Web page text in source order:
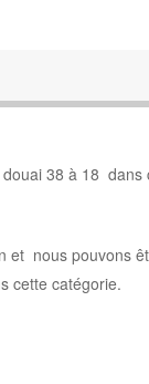
38 à 18
et nous pouvons
cette catégorie.